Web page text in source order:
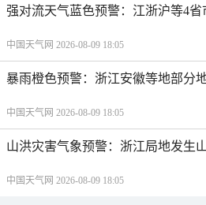
强对流天气蓝色预警：江浙沪等4
中国天气网 2026-08-09 18:05
暴雨橙色预警：浙江安徽等地部分
中国天气网 2026-08-09 18:05
山洪灾害气象预警：浙江局地发生
中国天气网 2026-08-09 18:05